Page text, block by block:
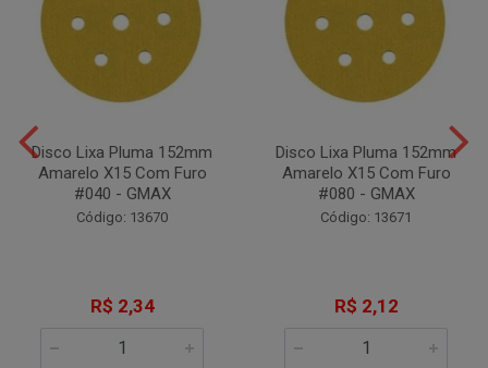
Disco Lixa Pluma 152mm
Amarelo X15 Com Furo
#040 - GMAX
Código: 13670
R$ 2,34
Disco Lixa Pluma 152mm
Amarelo X15 Com Furo
#080 - GMAX
Código: 13671
R$ 2,12